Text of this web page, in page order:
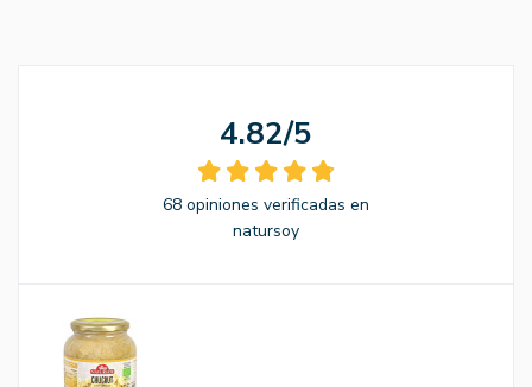
4.82/5
68 opiniones verificadas en
natursoy